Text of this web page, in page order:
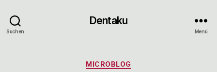
Suchen
Dentaku
Menü
Kategorien
MICROBLOG